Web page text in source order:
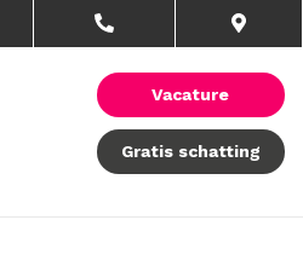
Vacature
Gratis schatting